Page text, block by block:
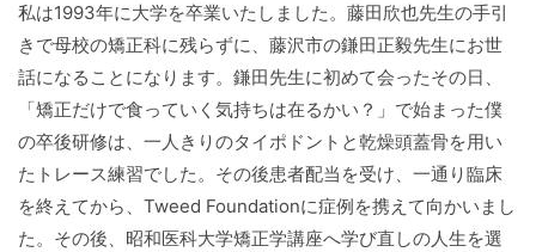
私は1993年に大学を卒業いたしました。藤田欣也先生の手引
きで母校の矯正科に残らずに、藤沢市の鎌田正毅先生にお世
話になることになります。鎌田先生に初めて会ったその日、
「矯正だけで食っていく気持ちは在るかい？」で始まった僕
の卒後研修は、一人きりのタイポドントと乾燥頭蓋骨を用い
たトレース練習でした。その後患者配当を受け、一通り臨床
を終えてから、Tweed Foundationに症例を携えて向かいまし
た。その後、昭和医科大学矯正学講座へ学び直しの人生を選